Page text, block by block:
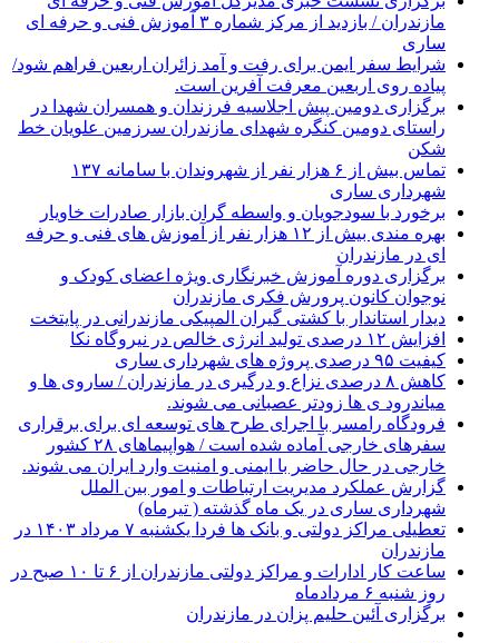
مازندران / بازدید از مرکز شماره ۳ آموزش فنی و حرفه ای
ساری
شرایط سفر ایمن برای رفت و آمد زائران اربعین فراهم شود/
پیاده روی اربعین معرفت آفرین است.
برگزاری دومین پیش اجلاسیه فرزندان و همسران شهدا در
راستای دومین کنگره شهدای مازندران سرزمین علویان خط
شکن
تماس بیش از ۶ هزار نفر از شهروندان با سامانه ۱۳۷
شهرداری ساری
برخورد با سودجویان و واسطه گران بازار صادرات خاویار
بهره مندی بیش از ۱۲ هزار نفر از آموزش های فنی و حرفه
ای در مازندران
برگزاری دوره آموزش خبرنگاری ویژه اعضای کودک و
نوجوان کانون پرورش فکری مازندران
دیدار استاندار با کشتی گیران المپیکی مازندرانی در پایتخت
افزایش ۱۲ درصدی تولید انرژی خالص در نیروگاه نکا
کیفیت ۹۵ درصدی پروژه های شهرداری ساری
کاهش ۸ درصدی نزاع و درگیری در مازندران / ساروی ها و
میاندرود ی ها زودتر عصبانی می شوند.
فرودگاه رامسر با اجرای طرح های توسعه ای برای برقراری
سفرهای خارجی آماده شده است / هواپیماهای ۲۸ کشور
خارجی در حال حاضر با ایمنی و امنیت وارد ایران می شوند.
گزارش عملکرد مدیریت ارتباطات و امور بین الملل
شهرداری ساری در یک ماه گذشته ( تیرماه)
تعطیلی مراکز دولتی و بانک ها فردا یکشنبه ۷ مرداد ۱۴۰۳ در
مازندران
ساعت کار ادارات و مراکز دولتی مازندران از ۶ تا ۱۰ صبح در
روز شنبه ۶ مردادماه
برگزاری آئین حلیم پزان در مازندران